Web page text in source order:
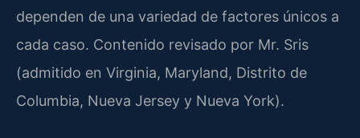
dependen de una variedad de factores únicos a
cada caso. Contenido revisado por Mr. Sris
(admitido en Virginia, Maryland, Distrito de
Columbia, Nueva Jersey y Nueva York).